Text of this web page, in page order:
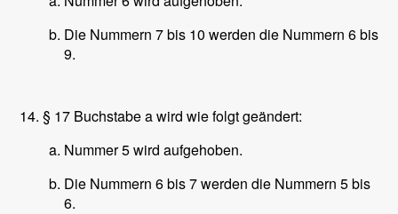
Die Nummern 7 bis 10 werden die Nummern 6 bis
9.
§ 17 Buchstabe a wird wie folgt geändert:
Nummer 5 wird aufgehoben.
Die Nummern 6 bis 7 werden die Nummern 5 bis
6.